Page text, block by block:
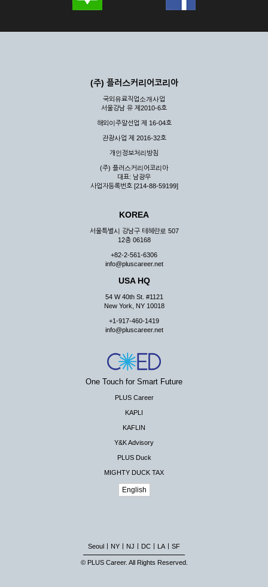
(주) 플러스커리어코리아
국외유료직업소개사업
서울강남 유 제2010-6호
해외이주알선업 제 16-04호
관광사업 제 2016-32호
개인정보처리방침
(주) 플러스커리어코리아
대표: 남광우
사업자등록번호 [214-88-59199]
KOREA
서울특별시 강남구 테헤란로 507
12층 06168
+82-2-561-6306
info@pluscareer.net
USA HQ
54 W 40th St. #1121
New York, NY 10018
+1-917-460-1419
info@pluscareer.net
One Touch for Smart Future
PLUS Career
KAPLI
KAFLIN
Y&K Advisory
PLUS Duck
MIGHTY DUCK TAX
English
Seoul NY NJ DC LA SF
© PLUS Career. All Rights Reserved.